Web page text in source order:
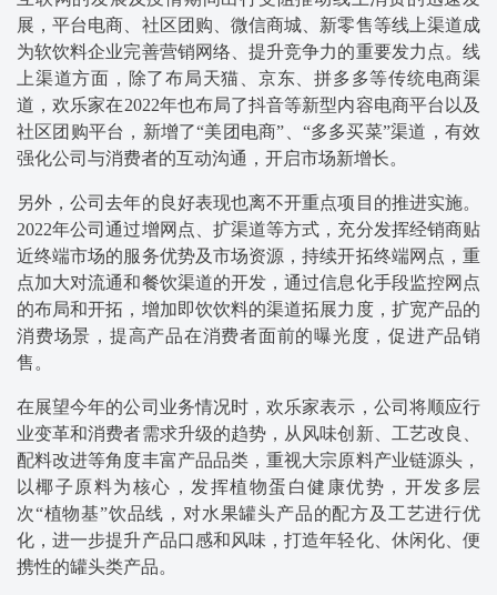
展，平台电商、社区团购、微信商城、新零售等线上渠道成
为软饮料企业完善营销网络、提升竞争力的重要发力点。线
上渠道方面，除了布局天猫、京东、拼多多等传统电商渠
道，欢乐家在2022年也布局了抖音等新型内容电商平台以及
社区团购平台，新增了“美团电商”、“多多买菜”渠道，有效
强化公司与消费者的互动沟通，开启市场新增长。
另外，公司去年的良好表现也离不开重点项目的推进实施。
2022年公司通过增网点、扩渠道等方式，充分发挥经销商贴
近终端市场的服务优势及市场资源，持续开拓终端网点，重
点加大对流通和餐饮渠道的开发，通过信息化手段监控网点
的布局和开拓，增加即饮饮料的渠道拓展力度，扩宽产品的
消费场景，提高产品在消费者面前的曝光度，促进产品销
售。
在展望今年的公司业务情况时，欢乐家表示，公司将顺应行
业变革和消费者需求升级的趋势，从风味创新、工艺改良、
配料改进等角度丰富产品品类，重视大宗原料产业链源头，
以椰子原料为核心，发挥植物蛋白健康优势，开发多层
次“植物基”饮品线，对水果罐头产品的配方及工艺进行优
化，进一步提升产品口感和风味，打造年轻化、休闲化、便
携性的罐头类产品。